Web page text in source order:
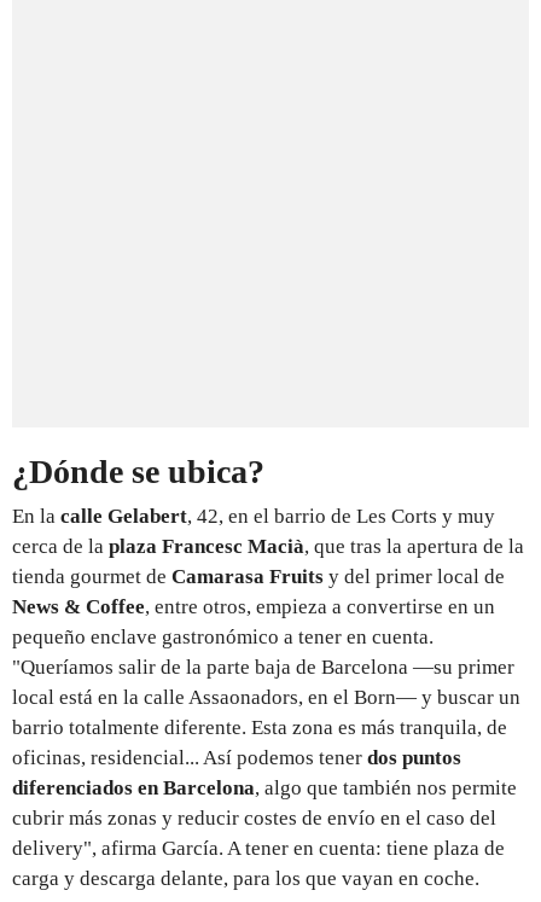
¿Dónde se ubica?
En la calle Gelabert, 42, en el barrio de Les Corts y muy
cerca de la plaza Francesc Macià, que tras la apertura de la
tienda gourmet de Camarasa Fruits y del primer local de
News & Coffee, entre otros, empieza a convertirse en un
pequeño enclave gastronómico a tener en cuenta.
"Queríamos salir de la parte baja de Barcelona —su primer
local está en la calle Assaonadors, en el Born— y buscar un
barrio totalmente diferente. Esta zona es más tranquila, de
oficinas, residencial... Así podemos tener dos puntos
diferenciados en Barcelona, algo que también nos permite
cubrir más zonas y reducir costes de envío en el caso del
delivery", afirma García. A tener en cuenta: tiene plaza de
carga y descarga delante, para los que vayan en coche.